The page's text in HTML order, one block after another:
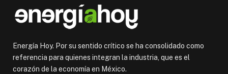
Energía Hoy. Por su sentido crítico se ha consolidado como
referencia para quienes integran la industria, que es el
corazón de la economía en México.